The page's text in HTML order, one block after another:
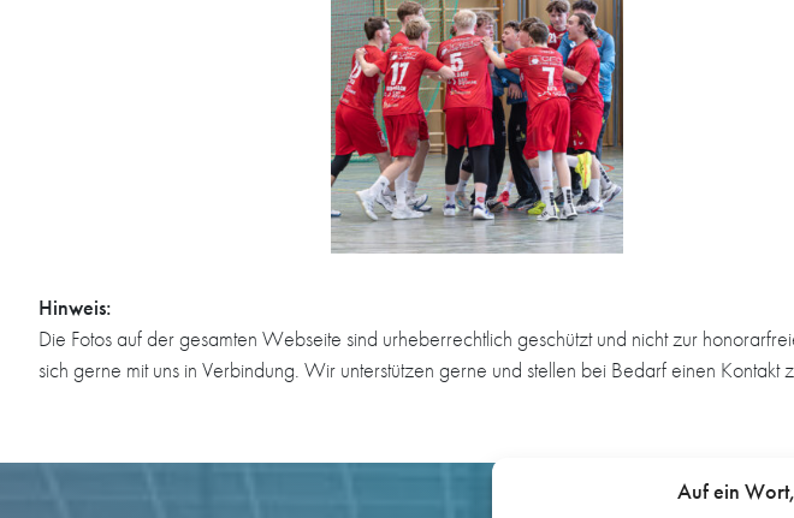
Auf ein
Hinweis:
Die Fotos auf der gesamten Webseite sind urheberrechtlich geschützt und nicht zur
sich gerne mit uns in Verbindung. Wir unterstützen gerne und stellen bei Bedarf einen